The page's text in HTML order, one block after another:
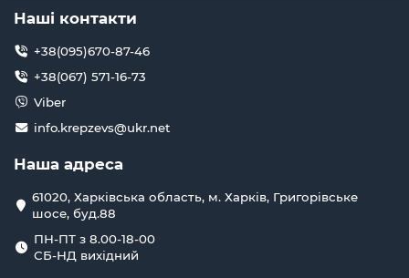
Наші контакти
+38(095)670-87-46
+38(067) 571-16-73
Viber
info.krepzevs@ukr.net
Наша адреса
61020, Харківська область, м. Харків, Григорівське
шосе, буд.88
ПН-ПТ з 8.00-18-00
СБ-НД вихідний